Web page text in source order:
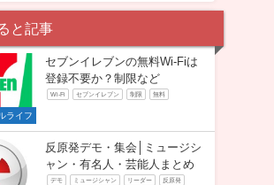
と記事
ライフ
セブンイレブンの無料Wi-Fiは
登録不要か？制限など
Wi-Fi セブンイレブン 制限 無料
反原発デモ・集会│ミュージシ
ャン・有名人・芸能人まとめ
デモ ミュージシャン リーダー 反原発